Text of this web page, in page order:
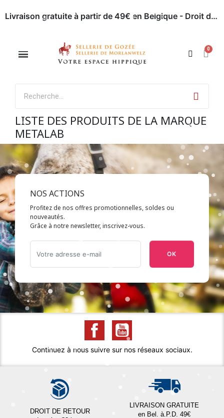
Livraison gratuite à partir de 49€ en Belgique - Droit de retour dans les 30 jours - Paiement en ligne sécurisé
LISTE DES PRODUITS DE LA MARQUE
METALAB
NOS ACTIONS
Profitez de nos offres promotionnelles, soldes ou
nouveautés.
Grâce à notre newsletter, inscrivez-vous.
OK
Continuez à nous suivre sur nos réseaux sociaux.
DROIT DE RETOUR
LIVRAISON GRATUITE
en Bel. à.P.D. 49€